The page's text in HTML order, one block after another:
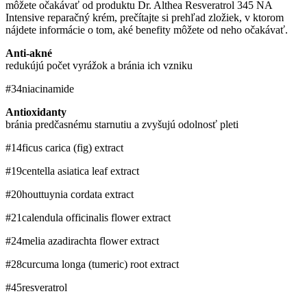
môžete očakávať od produktu Dr. Althea Resveratrol 345 NA
Intensive reparačný krém, prečítajte si prehľad zložiek, v ktorom
nájdete informácie o tom, aké benefity môžete od neho očakávať.
Anti-akné
redukújú počet vyrážok a bránia ich vzniku
#34niacinamide
Antioxidanty
bránia predčasnému starnutiu a zvyšujú odolnosť pleti
#14ficus carica (fig) extract
#19centella asiatica leaf extract
#20houttuynia cordata extract
#21calendula officinalis flower extract
#24melia azadirachta flower extract
#28curcuma longa (tumeric) root extract
#45resveratrol